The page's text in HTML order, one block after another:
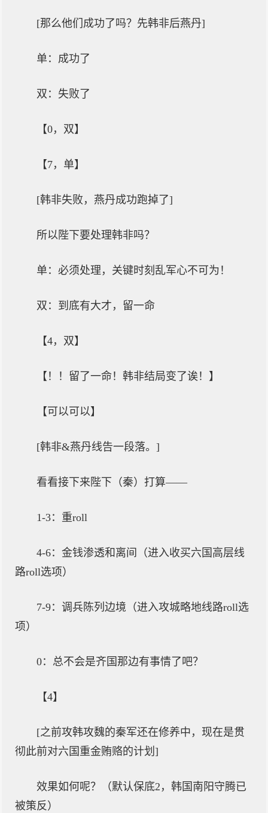
[那么他们成功了吗？先韩非后燕丹]
单：成功了
双：失败了
【0，双】
【7，单】
[韩非失败，燕丹成功跑掉了]
所以陛下要处理韩非吗？
单：必须处理，关键时刻乱军心不可为！
双：到底有大才，留一命
【4，双】
【！！留了一命！韩非结局变了诶！】
【可以可以】
[韩非&燕丹线告一段落。]
看看接下来陛下（秦）打算——
1-3：重roll
4-6：金钱渗透和离间（进入收买六国高层线
路roll选项）
7-9：调兵陈列边境（进入攻城略地线路roll选
项）
0：总不会是齐国那边有事情了吧？
【4】
[之前攻韩攻魏的秦军还在修养中，现在是贯
彻此前对六国重金贿赂的计划]
效果如何呢？（默认保底2，韩国南阳守腾已
被策反）